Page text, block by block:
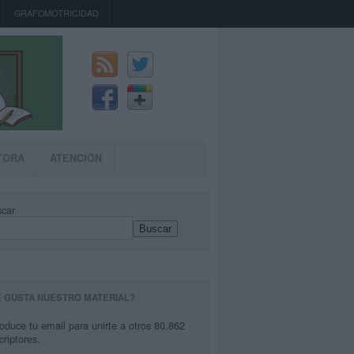
GRAFOMOTRICIDAD
ATENCIÓN
Buscar
GUSTA NUESTRO MATERIAL?
tu email para unirte a otros 80.862